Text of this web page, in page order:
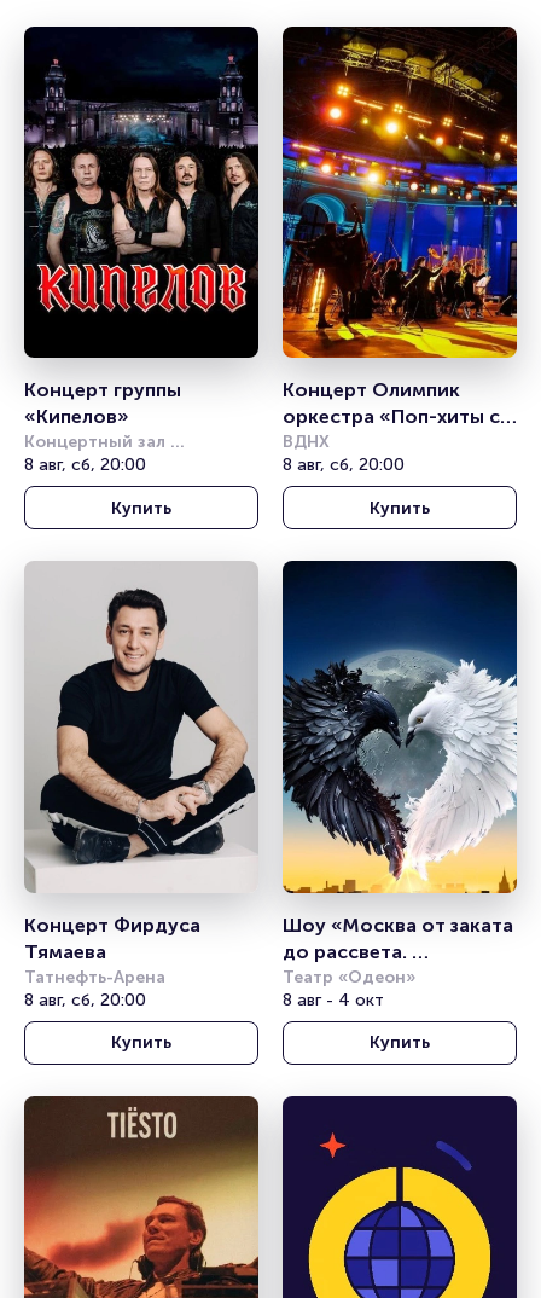
Концерт группы
«Кипелов»
Концертный зал
Фестивальный
8 авг, сб, 20:00
Купить
Концерт Олимпик
оркестра «Поп-хиты с
симфоническим
оркестром»
ВДНХ
8 авг, сб, 20:00
Купить
Концерт Фирдуса
Тямаева
Татнефть-Арена
8 авг, сб, 20:00
Купить
Шоу «Москва от заката
до рассвета.
Гастрономический
мюзикл»
Театр «Одеон»
8 авг - 4 окт
Купить